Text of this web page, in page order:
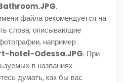
.
файла рекомендуется на
слова, описывающие
например
hotel-Odessa.JPG. При
в названиях
думать, как бы вас